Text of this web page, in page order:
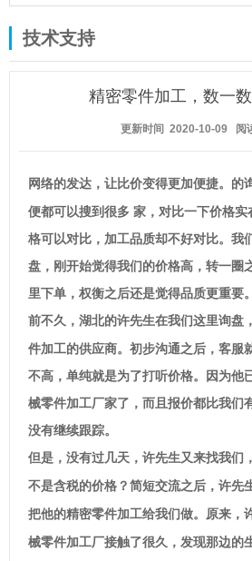
技术支持
精密零件加工，数一
更新时间 2020-10-09 阅
网络的发达，让比价变得更加便捷。 的
便都可以搜到很多 家，对比一下价格
格可以对比，加工品质却不好对比。我
盘，刚开始觉得我们的价格高，转一圈
里下单，权衡之后还是觉得品质更重要。
前不久，湖北的许先生在我们这里询盘
件加工的供应商。初步沟通之后，客服
不高，单纯就是为了打听价格。因为他
械零件加工厂家了，而且报价都比我们
没有继续跟踪。
但是，没有过几天，许先生又来找我们
不是含税的价格？简短交流之后，许先
把他的精密零件加工给我们做。原来，
械零件加工厂接触了很久，发现那边的